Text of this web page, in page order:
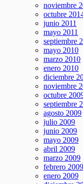
noviembre
octubre
junio 2011
mayo 2011
septiembre
mayo 2010
marzo 2010
enero 2010
diciembre
noviembre
octubre
septiembre
agosto 2009
julio 2009
junio 2009
mayo 2009
abril 2009
marzo 2009
febrero 2009
enero 2009